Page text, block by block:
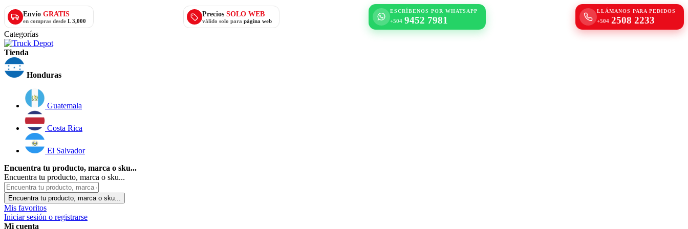
Envío GRATIS
en compras desde L 3,000
Precios SOLO WEB
válido solo para página web
ESCRÍBENOS POR WHATSAPP
+504 9452 7981
LLÁMANOS PARA PEDIDOS
+504 2508 2233
Categorías
Tienda
Honduras
Guatemala
Costa Rica
El Salvador
Encuentra tu producto, marca o sku...
Encuentra tu producto, marca o sku...
Encuentra tu producto, marca o sku...
Mis favoritos
Iniciar sesión o registrarse
Mi cuenta